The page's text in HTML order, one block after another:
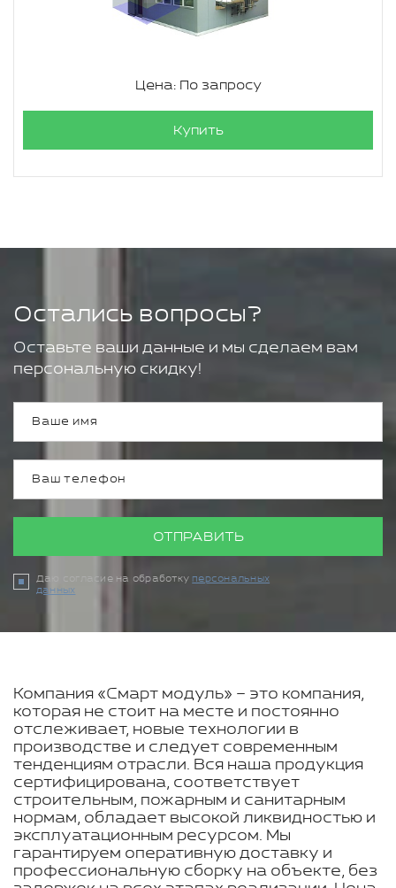
Цена: По запросу
Купить
Остались вопросы?
Оставьте ваши данные и мы сделаем вам
персональную скидку!
ОТПРАВИТЬ
Даю согласие на обработку персональных
данных
Компания «Смарт модуль» – это компания,
которая не стоит на месте и постоянно
отслеживает, новые технологии в
производстве и следует современным
тенденциям отрасли. Вся наша продукция
сертифицирована, соответствует
строительным, пожарным и санитарным
нормам, обладает высокой ликвидностью и
эксплуатационным ресурсом. Мы
гарантируем оперативную доставку и
профессиональную сборку на объекте, без